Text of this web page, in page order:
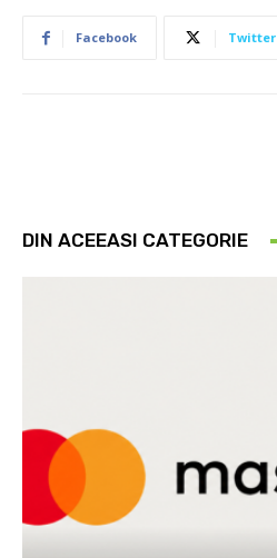
Facebook Twitter
DIN ACEEASI CATEGORIE